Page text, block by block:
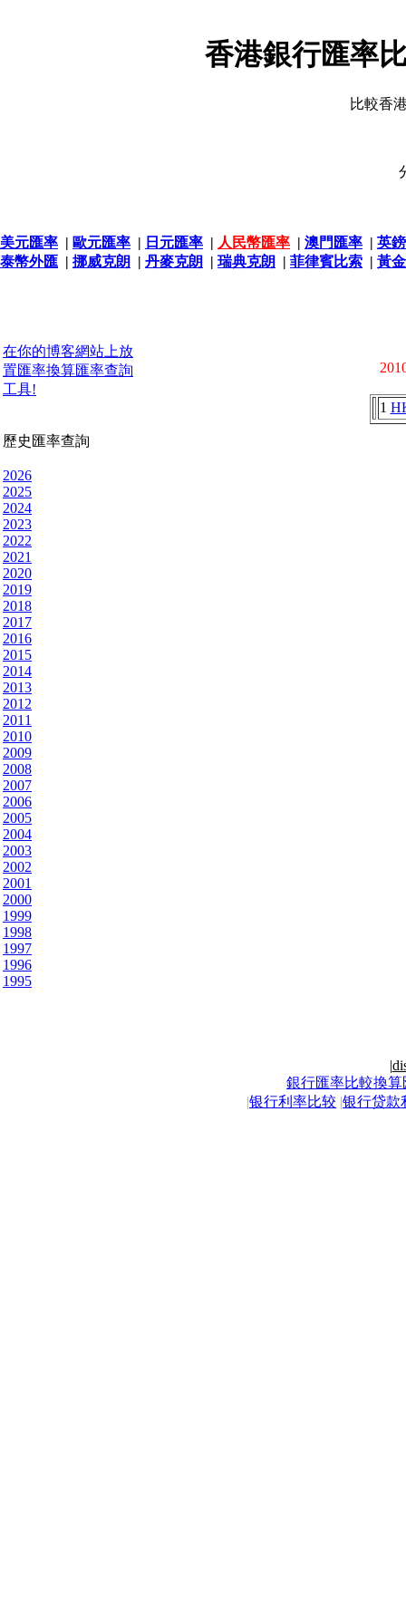
香港銀行匯率
比較香
美元匯率 | 歐元匯率 | 日元匯率 | 人民幣匯率 | 澳門匯率 | 英
泰幣外匯 | 挪威克朗 | 丹麥克朗 | 瑞典克朗 | 菲律賓比索 | 黃
在你的博客網站上放
置匯率換算匯率查詢
工具!
歷史匯率查詢
2026
2025
2024
2023
2022
2021
2020
2019
2018
2017
2016
2015
2014
2013
2012
2011
2010
2009
2008
2007
2006
2005
2004
2003
2002
2001
2000
1999
1998
1997
1996
1995
1
|
銀行匯率比較換算
|银行利率比较 |银行贷款